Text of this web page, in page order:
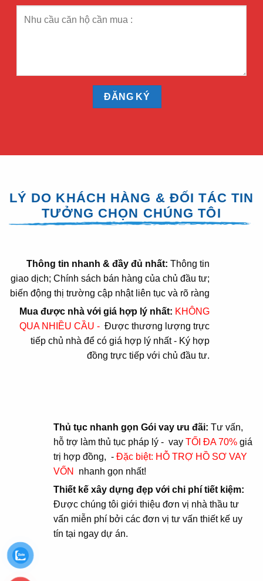
LÝ DO KHÁCH HÀNG & ĐỐI TÁC TIN
TƯỞNG CHỌN CHÚNG TÔI
Thông tin nhanh & đầy đủ nhất: Thông tin
giao dịch; Chính sách bán hàng của chủ đầu tư;
biến động thị trường cập nhật liên tục và rõ ràng
Mua được nhà với giá hợp lý nhất: KHÔNG
QUA NHIỀU CẦU - Được thương lượng trực
tiếp chủ nhà để có giá hợp lý nhất - Ký hợp
đồng trực tiếp với chủ đầu tư.
Thủ tục nhanh gọn Gói vay ưu đãi: Tư vấn,
hỗ trợ làm thủ tục pháp lý - vay TỐI ĐA 70% giá
trị hợp đồng, - Đặc biệt: HỖ TRỢ HỒ SƠ VAY
VỐN
nhanh gọn nhất!
Thiết kế xây dựng đẹp với chi phí tiết kiệm:
Được chúng tôi giới thiệu đơn vị nhà thầu tư
vấn miễn phí bởi các đơn vị tư vấn thiết kế uy
tín tại ngay dự án.